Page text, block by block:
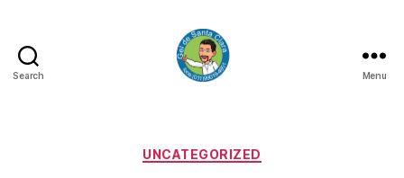
Search
CLARA
Menu
Categorias
UNCATEGORIZED